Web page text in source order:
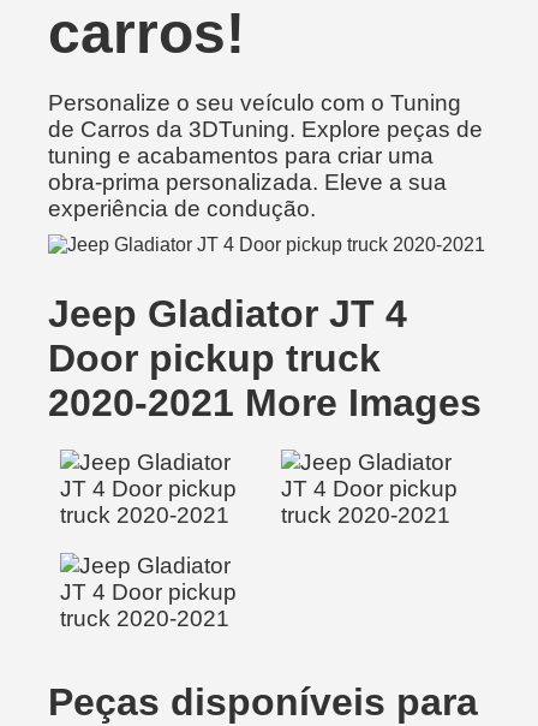
carros!
Personalize o seu veículo com o Tuning
de Carros da 3DTuning. Explore peças de
tuning e acabamentos para criar uma
obra-prima personalizada. Eleve a sua
experiência de condução.
Jeep Gladiator JT 4
Door pickup truck
2020-2021 More Images
Peças disponíveis para